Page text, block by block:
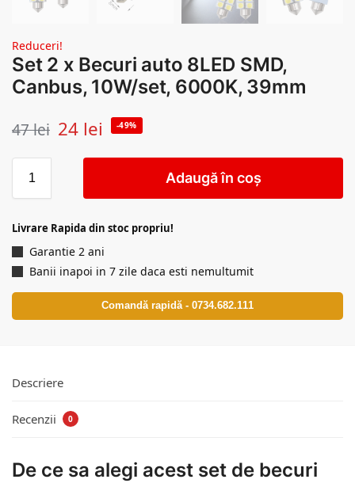
Reduceri!
Set 2 x Becuri auto 8LED SMD,
Canbus, 10W/set, 6000K, 39mm
47lei 24 lei -49%
Adaugă în coș
Livrare Rapida din stoc propriu!
Garantie 2 ani
Banii inapoi in 7 zile daca esti nemultumit
Comandă rapidă - 0734.682.111
Descriere
Recenzii 0
De ce sa alegi acest set de becuri